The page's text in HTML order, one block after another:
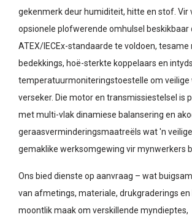
gekenmerk deur humiditeit, hitte en stof. Vir
opsionele plofwerende omhulsel beskikbaar
ATEX/IECEx-standaarde te voldoen,
bedekkings, hoë-sterkte koppelaars en
temperatuurmoniteringstoestelle om veilige
verseker. Die motor en transmissiestelsel is
met multi-vlak dinamiese balansering en
geraasverminderingsmaatreëls wat 'n
gemaklike werksomgewing vir mynwerkers
Ons bied dienste op aanvraag – wat
van afmetings, materiale, drukgraderings en
moontlik maak om verskillende myndieptes,